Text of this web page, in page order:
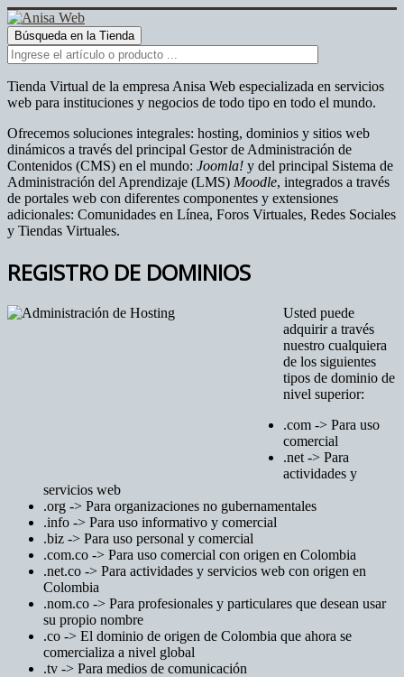
Tienda Virtual de la empresa Anisa Web especializada en servicios
web para instituciones y negocios de todo tipo en todo el mundo.
Ofrecemos soluciones integrales: hosting, dominios y sitios web
dinámicos a través del principal Gestor de Administración de
Contenidos (CMS) en el mundo: Joomla! y del principal Sistema de
Administración del Aprendizaje (LMS) Moodle, integrados a través
de portales web con diferentes componentes y extensiones
adicionales: Comunidades en Línea, Foros Virtuales, Redes Sociales
y Tiendas Virtuales.
REGISTRO DE DOMINIOS
Usted puede
adquirir a través
nuestro cualquiera
de los siguientes
tipos de dominio de
nivel superior:
.com -> Para uso
comercial
.net -> Para
actividades y
servicios web
.org -> Para organizaciones no gubernamentales
.info -> Para uso informativo y comercial
.biz -> Para uso personal y comercial
.com.co -> Para uso comercial con origen en Colombia
.net.co -> Para actividades y servicios web con origen en
Colombia
.nom.co -> Para profesionales y particulares que desean usar
su propio nombre
.co -> El dominio de origen de Colombia que ahora se
comercializa a nivel global
.tv -> Para medios de comunicación